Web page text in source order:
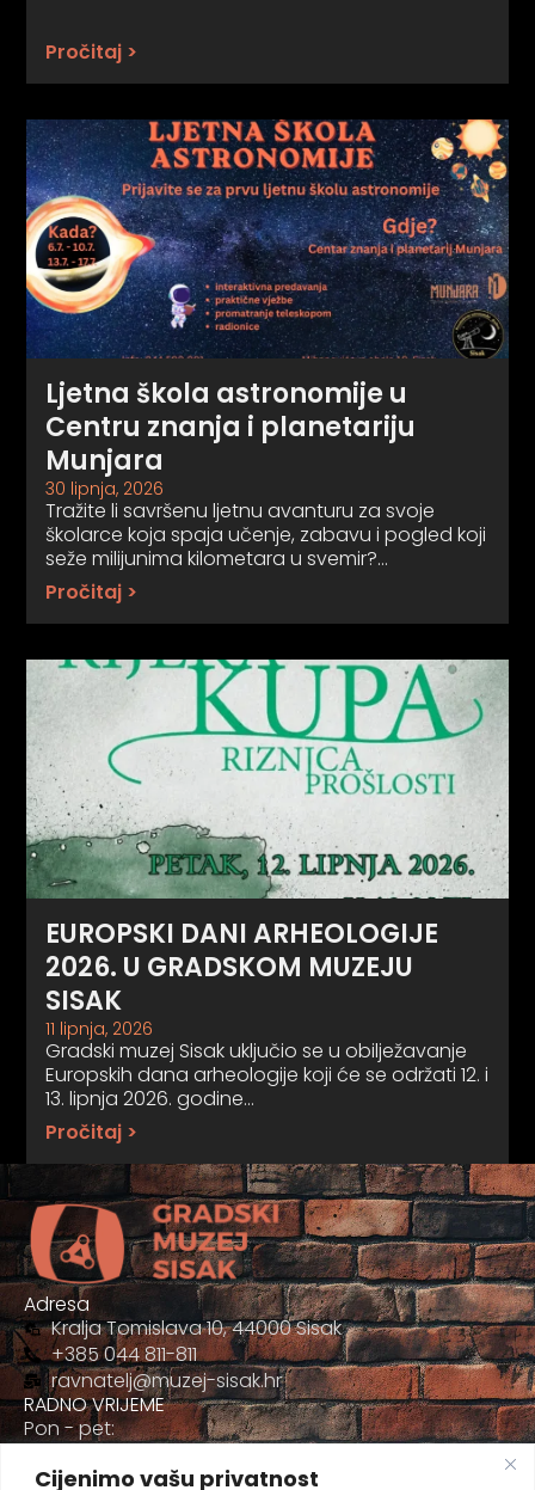
Cijenimo vašu privatnost
Pročitaj >
Ljetna škola astronomije u
Centru znanja i planetariju
Munjara
30 lipnja, 2026
Tražite li savršenu ljetnu avanturu za svoje
školarce koja spaja učenje, zabavu i pogled koji
seže milijunima kilometara u svemir?…
Pročitaj >
EUROPSKI DANI ARHEOLOGIJE
2026. U GRADSKOM MUZEJU
SISAK
11 lipnja, 2026
Gradski muzej Sisak uključio se u obilježavanje
Europskih dana arheologije koji će se održati 12. i
13. lipnja 2026. godine…
Pročitaj >
Adresa
Kralja Tomislava 10, 44000 Sisak
+385 044 811-811
ravnatelj@muzej-sisak.hr
RADNO VRIJEME
Pon - pet:
Sub